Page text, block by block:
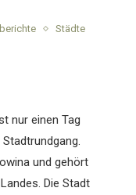
Städte
nur einen Tag
und gehört
Die Stadt